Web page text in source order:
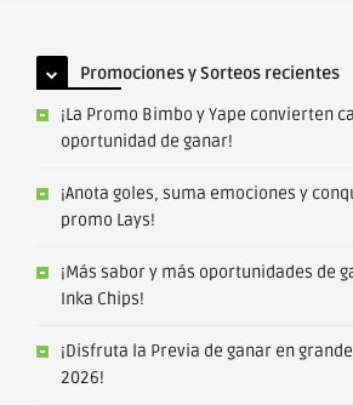
Promociones y Sorteos recientes
¡La Promo Bimbo y Yape convierten
oportunidad de ganar!
¡Anota goles, suma emociones y
promo Lays!
¡Más sabor y más oportunidades de
Inka Chips!
¡Disfruta la Previa de ganar en
2026!